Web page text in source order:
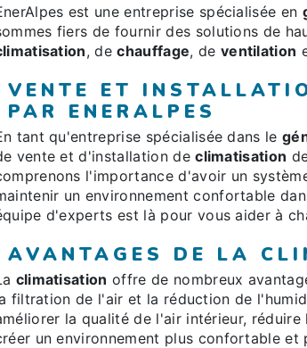
est une entreprise spécialisée en
fiers de fournir des solutions de
, dechauffage, de ventilation
VENTE ET
PAR ENERALPES
tant qu'entreprise spécialisée dans le
vente et d'installation declimatisation
l'importance d'avoir un
un environnement confortable
d'experts est là pour vous aider à
AVANTAGES DE LA
climatisation offre de nombreux
filtration de l'air et la réduction de
la qualité de l'air intérieur,
un environnement plus confortable